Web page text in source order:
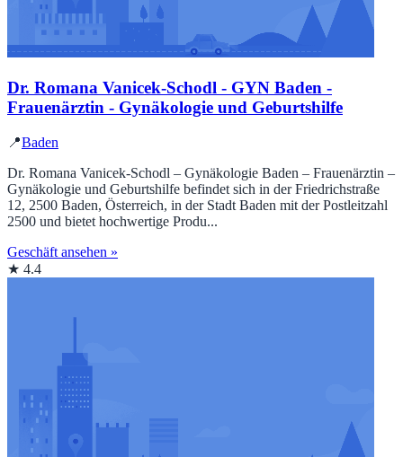
Dr. Romana Vanicek-Schodl - GYN Baden -
Frauenärztin - Gynäkologie und Geburtshilfe
📍Baden
Dr. Romana Vanicek-Schodl – Gynäkologie Baden – Frauenärztin –
Gynäkologie und Geburtshilfe befindet sich in der Friedrichstraße
12, 2500 Baden, Österreich, in der Stadt Baden mit der Postleitzahl
2500 und bietet hochwertige Produ...
Geschäft ansehen »
★ 4.4